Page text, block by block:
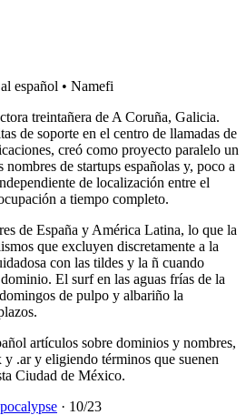
español • Namefi
treintañera de A Coruña, Galicia.
de soporte en el centro de llamadas de
creó como proyecto paralelo un
de startups españolas y, poco a
de localización entre el
a tiempo completo.
de España y América Latina, lo que la
que excluyen discretamente a la
con las tildes y la ñ cuando
El surf en las aguas frías de la
de pulpo y albariño la
artículos sobre dominios y nombres,
y .ar y eligiendo términos que suenen
Ciudad de México.
· 10/23